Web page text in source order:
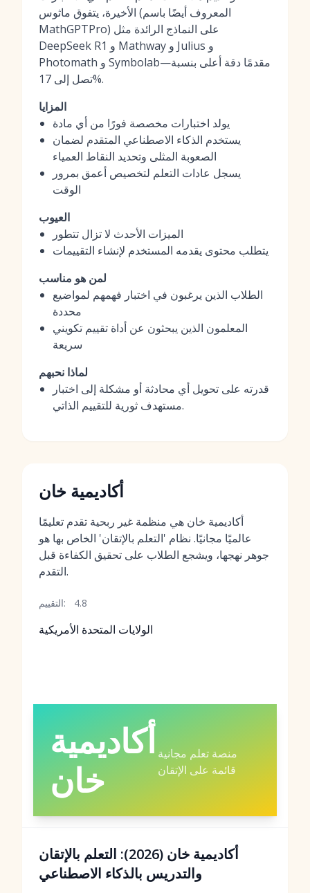
الأخيرة، يتفوق ماثوس (المعروف أيضًا باسم
MathGPTPro) على النماذج الرائدة مثل
DeepSeek R1 و Mathway و Julius و
Photomath و Symbolab—مقدمًا دقة أعلى بنسبة
تصل إلى 17%.
المزايا
يولد اختبارات مخصصة فورًا من أي مادة
يستخدم الذكاء الاصطناعي المتقدم لضمان
الصعوبة المثلى وتحديد النقاط العمياء
يسجل عادات التعلم لتخصيص أعمق بمرور
الوقت
العيوب
الميزات الأحدث لا تزال تتطور
يتطلب محتوى يقدمه المستخدم لإنشاء التقييمات
لمن هو مناسب
الطلاب الذين يرغبون في اختبار فهمهم لمواضيع
محددة
المعلمون الذين يبحثون عن أداة تقييم تكويني
سريعة
لماذا نحبهم
قدرته على تحويل أي محادثة أو مشكلة إلى اختبار
مستهدف ثورية للتقييم الذاتي.
أكاديمية خان
أكاديمية خان هي منظمة غير ربحية تقدم تعليمًا
عالميًا مجانيًا. نظام 'التعلم بالإتقان' الخاص بها هو
جوهر نهجها، ويشجع الطلاب على تحقيق الكفاءة قبل
التقدم.
التقييم: 4.8
الولايات المتحدة الأمريكية
أكاديمية
خان
منصة تعلم مجانية
قائمة على الإتقان
أكاديمية خان (2026): التعلم بالإتقان
والتدريس بالذكاء الاصطناعي